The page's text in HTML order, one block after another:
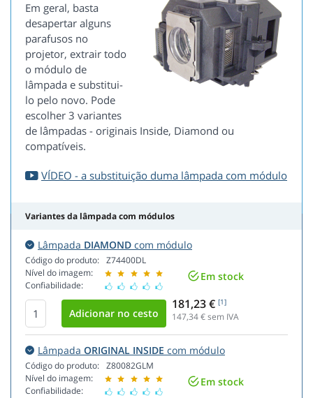
Em geral, basta
desapertar alguns
parafusos no
projetor, extrair todo
o módulo de
lâmpada e substitui-
lo pelo novo. Pode
escolher 3 variantes
de lâmpadas - originais Inside, Diamond ou
compatíveis.
VÍDEO - a substituição duma lâmpada com módulo
Variantes da lâmpada com módulos
Lâmpada DIAMOND com módulo
Código do produto:
Nível do imagem:
Confiabilidade:
Z74400DL
Em stock
181,23 € [1]
147,34€ sem IVA
Lâmpada ORIGINAL INSIDE com módulo
Código do produto:
Nível do imagem:
Confiabilidade:
Z80082GLM
Em stock